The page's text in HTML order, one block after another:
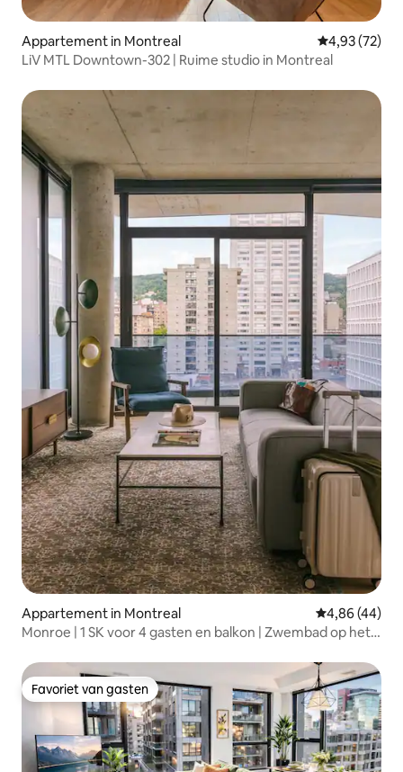
Appartement in Montreal Gemiddelde
4,93 (72)
LiV MTL Downtown-302 | Ruime studio in Montreal
Appartement in Montreal Gemiddelde
4,86 (44)
Monroe | 1 SK voor 4 gasten en balkon | Zwembad op het
Favoriet van gasten
Favoriet van gasten